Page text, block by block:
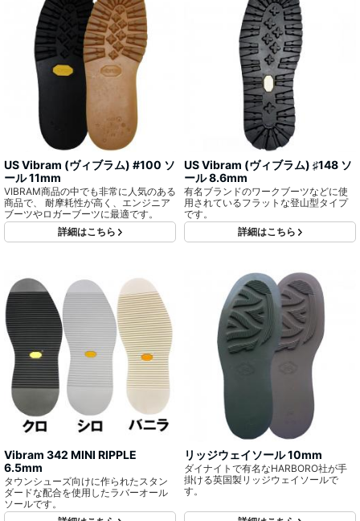
US Vibram (ヴィブラム) #100 ソ
ール 11mm
VIBRAM商品の中でも非常に人気のある
商品で、 耐摩耗性が高く、エンジニア
ブーツやロガーブーツに最適です。
詳細はこちら
US Vibram (ヴィブラム) ♯148 ソ
ール 8.6mm
有名ブランドのワークブーツなどに使
用されているフラットな登山型タイプ
です。
詳細はこちら
Vibram 342 MINI RIPPLE
6.5mm
タウンシューズ向けに作られたスタン
ダードな配合を使用したラバーオール
ソールです。
リッジウェイソール 10mm
ダイナイトで有名なHARBORO社が手
掛ける英国製リッジウェイソールで
す。